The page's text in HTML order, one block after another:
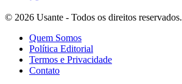
© 2026 Usante - Todos os direitos reservados.
Quem Somos
Política Editorial
Termos e Privacidade
Contato